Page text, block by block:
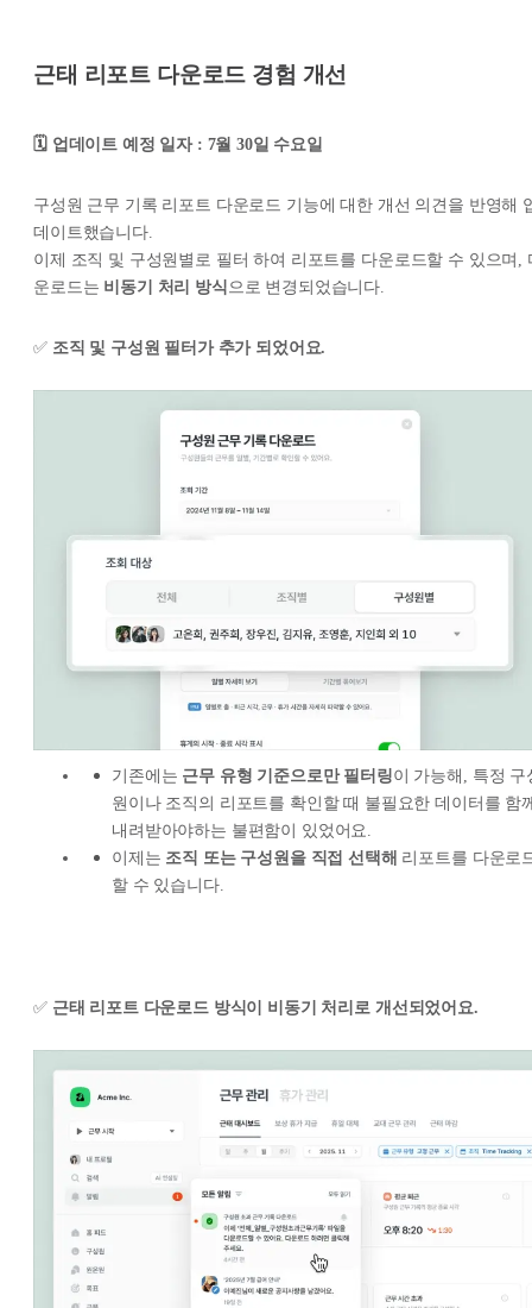
근태 리포트 다운로드 경험 개선
🗓️ 업데이트 예정 일자 : 7월 30일 수요일
구성원 근무 기록 리포트 다운로드 기능에 대한 개선 의견을 반영해
데이트했습니다.
이제 조직 및 구성원별로 필터 하여 리포트를 다운로드할 수 있으며,
운로드는 비동기 처리 방식 으로 변경되었습니다.
✅ 조직 및 구성원 필터가 추가 되었어요.
기존에는 근무 유형 기준으로만 필터링이 가능해, 특정 구
원이나 조직의 리포트를 확인할 때 불필요한 데이터를 함
내려받아야하는 불편함이 있었어요.
이제는 조직 또는 구성원을 직접 선택해 리포트를 다운로
할 수 있습니다.
✅ 근태 리포트 다운로드 방식이 비동기 처리로 개선되었어요.